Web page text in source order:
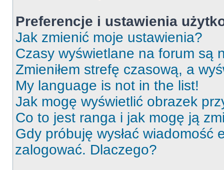
Preferencje i ustawienia
Jak zmienić moje ustawienia?
Czasy wyświetlane na forum są
Zmieniłem strefę czasową, a
My language is not in the list!
Jak mogę wyświetlić obrazek
Co to jest ranga i jak mogę ją
Gdy próbuję wysłać wiadomość
zalogować. Dlaczego?